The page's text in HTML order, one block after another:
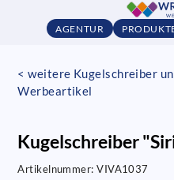
AGENTUR
< weitere Kugelschreiber
Werbeartikel
Kugelschreiber
Artikelnummer:VIVA1037